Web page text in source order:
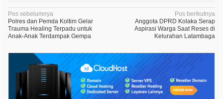
N
a
v
i
Pos sebelumnya
Polres dan Pemda Koltim Gelar
Trauma Healing Terpadu untuk
Anak-Anak Terdampak Gempa
Pos berikutnya
Anggota DPRD Kolaka Serap
Aspirasi Warga Saat Reses di
Kelurahan Latambaga